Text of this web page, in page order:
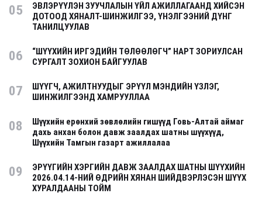
05
ЭВЛЭРҮҮЛЭН ЗУУЧЛАЛЫН ҮЙЛ АЖИЛЛАГААНД ХИЙСЭН
ДОТООД ХЯНАЛТ-ШИНЖИЛГЭЭ, ҮНЭЛГЭЭНИЙ ДҮНГ
ТАНИЛЦУУЛАВ
06
“ШҮҮХИЙН ИРГЭДИЙН ТӨЛӨӨЛӨГЧ” НАРТ ЗОРИУЛСАН
СУРГАЛТ ЗОХИОН БАЙГУУЛАВ
07
ШҮҮГЧ, АЖИЛТНУУДЫГ ЭРҮҮЛ МЭНДИЙН ҮЗЛЭГ,
ШИНЖИЛГЭЭНД ХАМРУУЛЛАА
08
Шүүхийн ерөнхий зөвлөлийн гишүүд Говь-Алтай аймаг
дахь анхан болон давж заалдах шатны шүүхүүд,
Шүүхийн Тамгын газарт ажиллалаа
09
ЭРҮҮГИЙН ХЭРГИЙН ДАВЖ ЗААЛДАХ ШАТНЫ ШҮҮХИЙН
2026.04.14-НИЙ ӨДРИЙН ХЯНАН ШИЙДВЭРЛЭСЭН ШҮҮХ
ХУРАЛДААНЫ ТОЙМ